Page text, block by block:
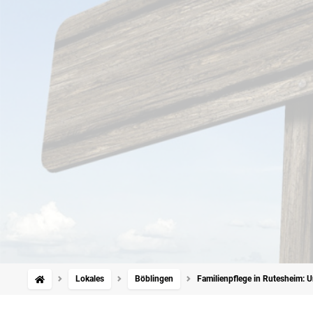
Lokales Böblingen Familienpflege in Rutesheim: